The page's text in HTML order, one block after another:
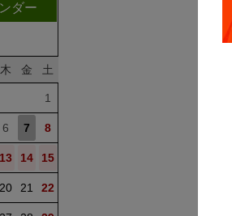
ダー
木 金 土
1
6 7 8
13 14 15
20 21 22